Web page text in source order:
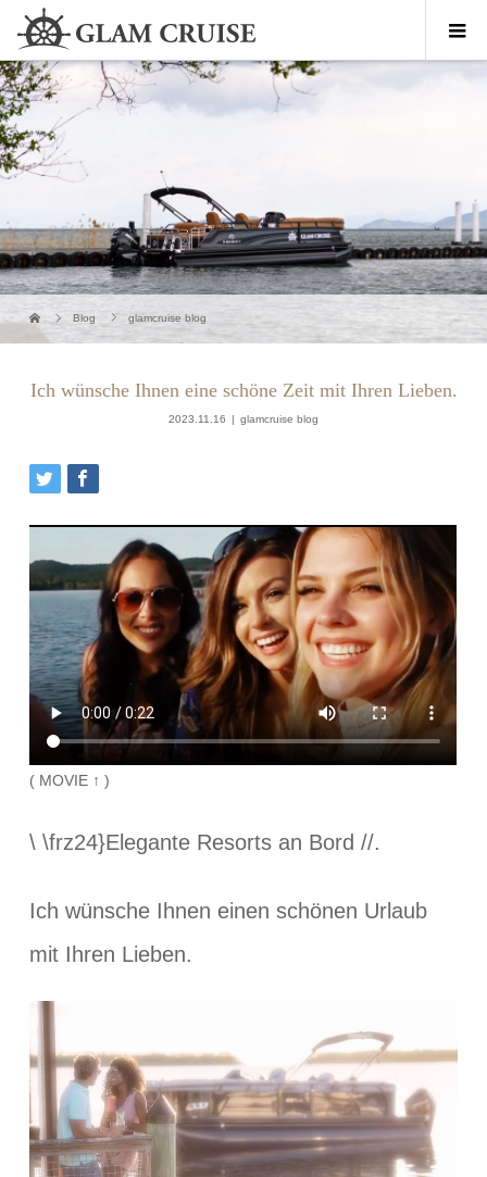
Blog glamcruise blog
Ich wünsche Ihnen eine schöne Zeit mit Ihren Lieben.
2023.11.16 glamcruise blog
( MOVIE ↑ )
\ \frz24}Elegante Resorts an Bord //.
Ich wünsche Ihnen einen schönen Urlaub
mit Ihren Lieben.